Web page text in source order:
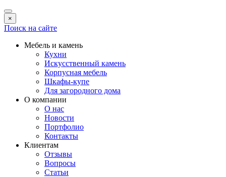
×
Поиск на сайте
Мебель и камень
Кухни
Искусственный камень
Корпусная мебель
Шкафы-купе
Для загородного дома
О компании
О нас
Новости
Портфолио
Контакты
Клиентам
Отзывы
Вопросы
Статьи